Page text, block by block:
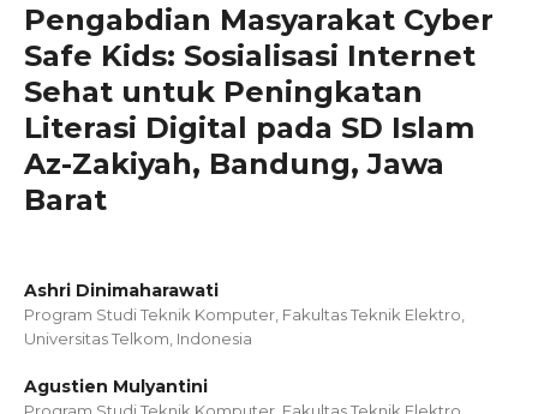
Pengabdian Masyarakat Cyber
Safe Kids: Sosialisasi Internet
Sehat untuk Peningkatan
Literasi Digital pada SD Islam
Az-Zakiyah, Bandung, Jawa
Barat
Ashri Dinimaharawati
Program Studi Teknik Komputer, Fakultas Teknik Elektro,
Universitas Telkom, Indonesia
Agustien Mulyantini